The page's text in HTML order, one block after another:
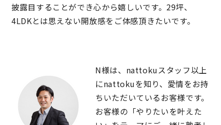
CLOSE
披露目することができ心から嬉しいです。29坪、
4LDKとは思えない開放感をご体感頂きたいです。
N様は、nattokuスタッフ以上
にnattokuを知り、愛情をお持
ちいただいているお客様です。
お客様の「やりたいを叶えた